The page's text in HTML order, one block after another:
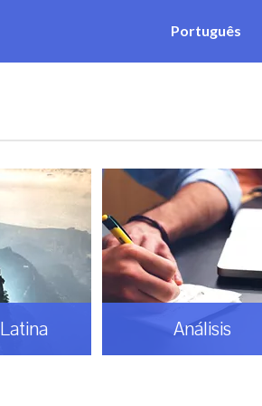
Português
Análisis